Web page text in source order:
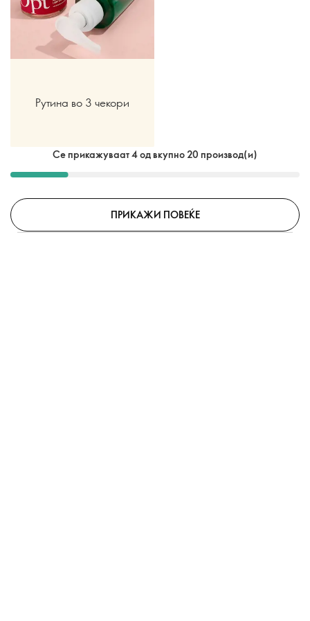
Рутина во 3 чекори
Се прикажуваат 4 од вкупно 20 производ(и)
ПРИКАЖИ ПОВЕЌЕ